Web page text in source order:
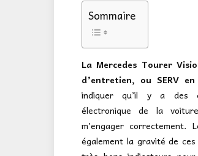
Sommaire
La Mercedes Tourer
d’entretien, ou SERV
indiquer qu’il y a des
électronique de la
m’engager correctement.
également la gravité de